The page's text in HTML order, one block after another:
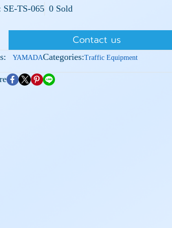
SE-TS-065 0 Sold
Contact us
YAMADACategories:Traffic Equipment